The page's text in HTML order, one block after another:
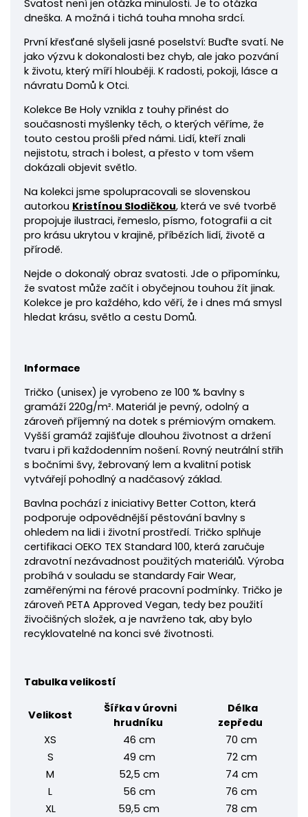
Svatost není jen otázka minulosti. Je to otázka
dneška. A možná i tichá touha mnoha srdcí.
První křesťané slyšeli jasné poselství: Buďte svatí. Ne
jako výzvu k dokonalosti bez chyb, ale jako pozvání
k životu, který míří hlouběji. K radosti, pokoji, lásce a
návratu Domů k Otci.
Kolekce Be Holy vznikla z touhy přinést do
současnosti myšlenky těch, o kterých věříme, že
touto cestou prošli před námi. Lidí, kteří znali
nejistotu, strach i bolest, a přesto v tom všem
dokázali objevit světlo.
Na kolekci jsme spolupracovali se slovenskou
autorkou Kristínou Slodičkou, která ve své tvorbě
propojuje ilustraci, řemeslo, písmo, fotografii a cit
pro krásu ukrytou v krajině, příbězích lidí, životě a
přírodě.
Nejde o dokonalý obraz svatosti. Jde o připomínku,
že svatost může začít i obyčejnou touhou žít jinak.
Kolekce je pro každého, kdo věří, že i dnes má smysl
hledat krásu, světlo a cestu Domů.
Informace
Tričko (unisex) je vyrobeno ze 100 % bavlny s
gramáží 220g/m². Materiál je pevný, odolný a
zároveň příjemný na dotek s prémiovým omakem.
Vyšší gramáž zajišťuje dlouhou životnost a držení
tvaru i při každodenním nošení. Rovný neutrální střih
s bočními švy, žebrovaný lem a kvalitní potisk
vytvářejí pohodlný a nadčasový základ.
Bavlna pochází z iniciativy Better Cotton, která
podporuje odpovědnější pěstování bavlny s
ohledem na lidi i životní prostředí. Tričko splňuje
certifikaci OEKO TEX Standard 100, která zaručuje
zdravotní nezávadnost použitých materiálů. Výroba
probíhá v souladu se standardy Fair Wear,
zaměřenými na férové pracovní podmínky. Tričko je
zároveň PETA Approved Vegan, tedy bez použití
živočišných složek, a je navrženo tak, aby bylo
recyklovatelné na konci své životnosti.
Tabulka velikostí
Velikost
Šířka v úrovni
hrudníku
Délka
zepředu
XS
46 cm
70 cm
S
49 cm
72 cm
M
52,5 cm
74 cm
L
56 cm
76 cm
XL
59,5 cm
78 cm